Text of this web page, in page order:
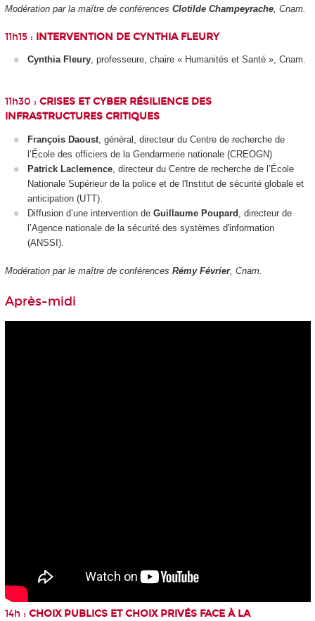
Modération par la maître de conférences Clotilde Champeyrache, Cnam.
11h15 : INTERVENTION DE CYNTHIA FLEURY
Cynthia Fleury, professeure, chaire « Humanités et Santé », Cnam.
11h30 : CRISES ET CYBER RÉSILIENCE DES
INFRASTRUCTURES CRITIQUES
François Daoust , général, directeur du Centre de recherche de
l’École des officiers de la Gendarmerie nationale (CREOGN)
Patrick Laclemence , directeur du Centre de recherche de l’École
Nationale Supérieur de la police et de l'Institut de sécurité globale et
anticipation (UTT).
Diffusion d’une intervention de Guillaume Poupard , directeur de
l’Agence nationale de la sécurité des systèmes d'information
(ANSSI).
Modération par le maître de conférences Rémy Février, Cnam.
Après-midi
14h : CHOIX PUBLICS ET CHOIX PRIVÉS FACE À LA